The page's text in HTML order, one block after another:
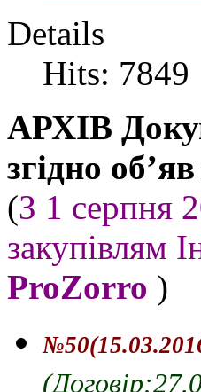
Details
Hits: 7849
АРХІВ
згідно
(З 1 серпня
закупівлям
ProZorro )